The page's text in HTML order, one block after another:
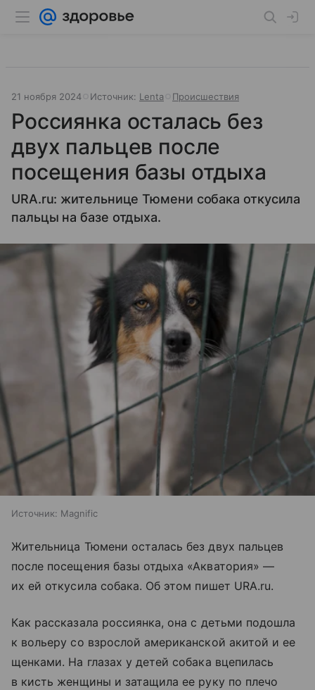
21 ноября 2024 Источник: Lenta Происшествия
Россиянка осталась без
двух пальцев после
посещения базы отдыха
URA.ru: жительнице Тюмени собака откусила
пальцы на базе отдыха.
Источник: Magnific
Жительница Тюмени осталась без двух пальцев
после посещения базы отдыха «Акватория» —
их ей откусила собака. Об этом пишет URA.ru.
Как рассказала россиянка, она с детьми подошла
к вольеру со взрослой американской акитой и ее
щенками. На глазах у детей собака вцепилась
в кисть женщины и затащила ее руку по плечо